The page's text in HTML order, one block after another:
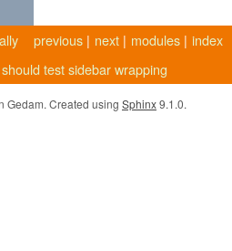
index
modules |
next |
previous |
test sidebar wrapping
Gedam. Created using Sphinx9.1.0.